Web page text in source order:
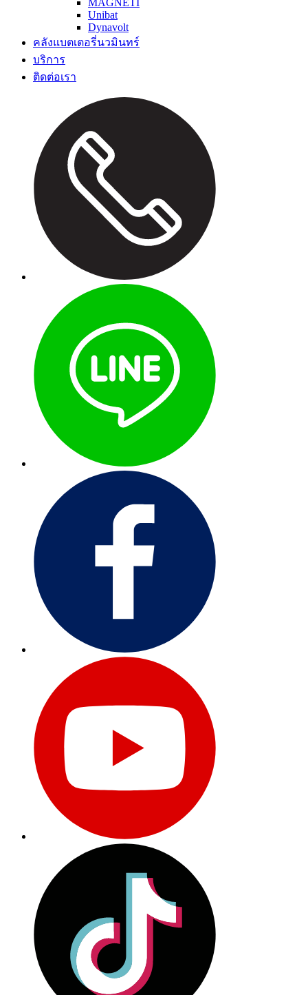
MAGNETI
Unibat
Dynavolt
คลังแบตเตอรี่นวมินทร์
บริการ
ติดต่อเรา